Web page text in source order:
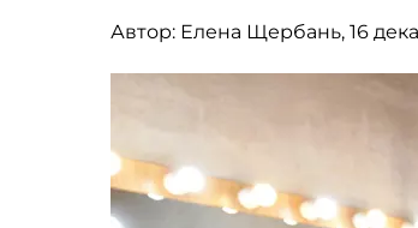
Автор: Елена Щербань, 16